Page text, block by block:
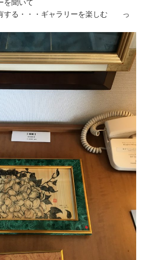
を聞いて
する・・・ギャラリーを楽しむ っ